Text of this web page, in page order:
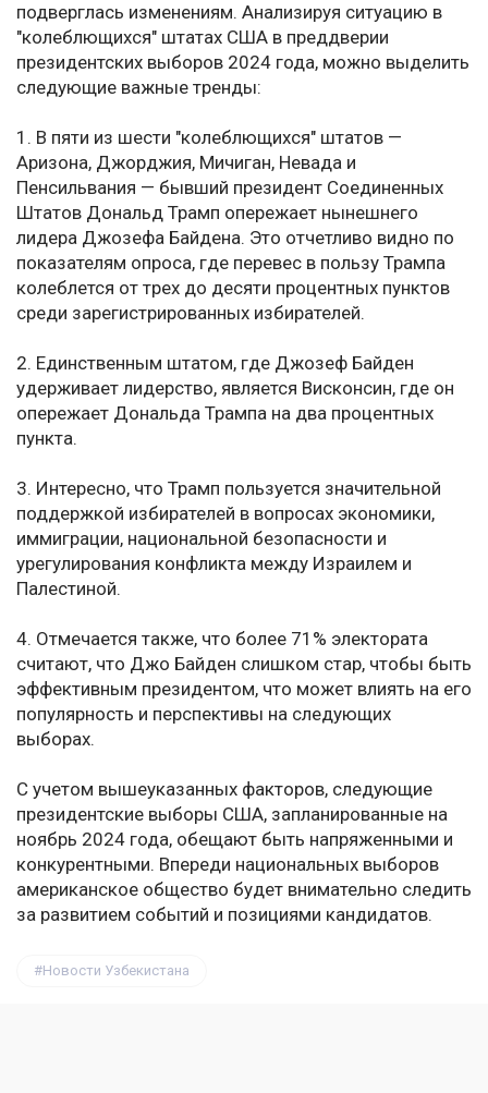
подверглась изменениям. Анализируя ситуацию в
"колеблющихся" штатах США в преддверии
президентских выборов 2024 года, можно выделить
следующие важные тренды:
1. В пяти из шести "колеблющихся" штатов —
Аризона, Джорджия, Мичиган, Невада и
Пенсильвания — бывший президент Соединенных
Штатов Дональд Трамп опережает нынешнего
лидера Джозефа Байдена. Это отчетливо видно по
показателям опроса, где перевес в пользу Трампа
колеблется от трех до десяти процентных пунктов
среди зарегистрированных избирателей.
2. Единственным штатом, где Джозеф Байден
удерживает лидерство, является Висконсин, где он
опережает Дональда Трампа на два процентных
пункта.
3. Интересно, что Трамп пользуется значительной
поддержкой избирателей в вопросах экономики,
иммиграции, национальной безопасности и
урегулирования конфликта между Израилем и
Палестиной.
4. Отмечается также, что более 71% электората
считают, что Джо Байден слишком стар, чтобы быть
эффективным президентом, что может влиять на его
популярность и перспективы на следующих
выборах.
С учетом вышеуказанных факторов, следующие
президентские выборы США, запланированные на
ноябрь 2024 года, обещают быть напряженными и
конкурентными. Впереди национальных выборов
американское общество будет внимательно следить
за развитием событий и позициями кандидатов.
Новости Узбекистана